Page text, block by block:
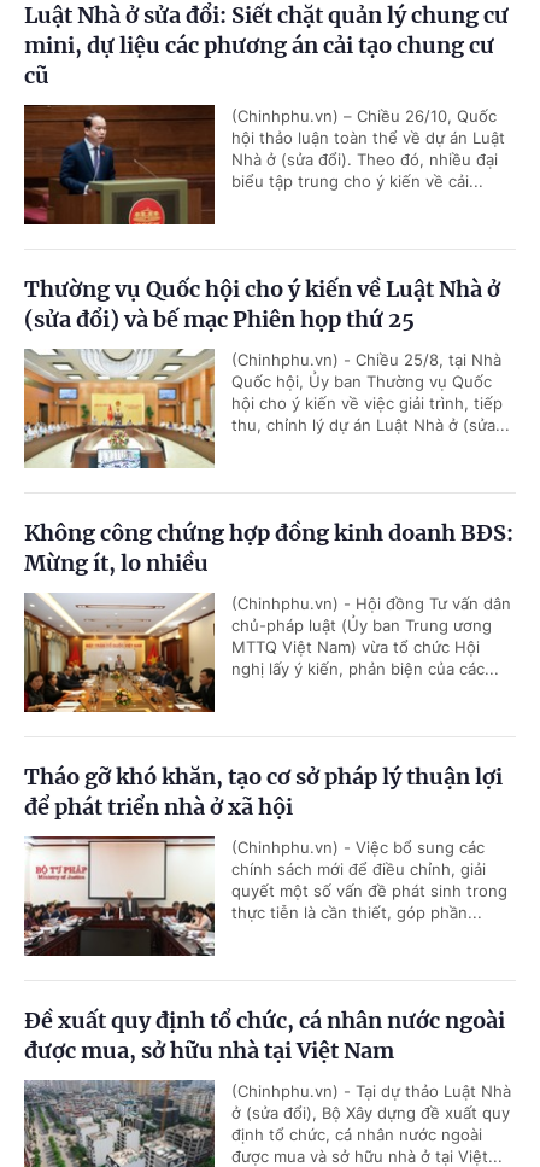
Luật Nhà ở sửa đổi: Siết chặt quản lý chung cư
mini, dự liệu các phương án cải tạo chung cư
cũ
(Chinhphu.vn) – Chiều 26/10, Quốc
hội thảo luận toàn thể về dự án Luật
Nhà ở (sửa đổi). Theo đó, nhiều đại
biểu tập trung cho ý kiến về cải...
Thường vụ Quốc hội cho ý kiến về Luật Nhà ở
(sửa đổi) và bế mạc Phiên họp thứ 25
(Chinhphu.vn) - Chiều 25/8, tại Nhà
Quốc hội, Ủy ban Thường vụ Quốc
hội cho ý kiến về việc giải trình, tiếp
thu, chỉnh lý dự án Luật Nhà ở (sửa...
Không công chứng hợp đồng kinh doanh BĐS:
Mừng ít, lo nhiều
(Chinhphu.vn) - Hội đồng Tư vấn dân
chủ-pháp luật (Ủy ban Trung ương
MTTQ Việt Nam) vừa tổ chức Hội
nghị lấy ý kiến, phản biện của các...
Tháo gỡ khó khăn, tạo cơ sở pháp lý thuận lợi
để phát triển nhà ở xã hội
(Chinhphu.vn) - Việc bổ sung các
chính sách mới để điều chỉnh, giải
quyết một số vấn đề phát sinh trong
thực tiễn là cần thiết, góp phần...
Đề xuất quy định tổ chức, cá nhân nước ngoài
được mua, sở hữu nhà tại Việt Nam
(Chinhphu.vn) - Tại dự thảo Luật Nhà
ở (sửa đổi), Bộ Xây dựng đề xuất quy
định tổ chức, cá nhân nước ngoài
được mua và sở hữu nhà ở tại Việt...